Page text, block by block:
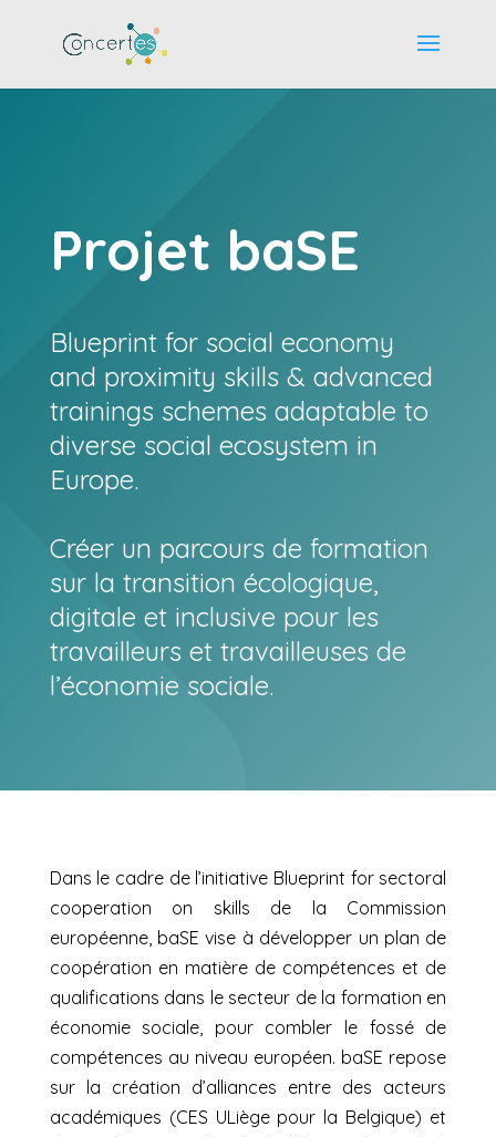
Projet baSE
Blueprint for social economy
and proximity skills & advanced
trainings schemes adaptable to
diverse social ecosystem in
Europe.
Créer un parcours de formation
sur la transition écologique,
digitale et inclusive pour les
travailleurs et travailleuses de
l’économie sociale.
Dans le cadre de l’initiative Blueprint for sectoral
cooperation on skills de la Commission
européenne, baSE vise à développer un plan de
coopération en matière de compétences et de
qualifications dans le secteur de la formation en
économie sociale, pour combler le fossé de
compétences au niveau européen. baSE repose
sur la création d’alliances entre des acteurs
académiques (CES ULiège pour la Belgique) et